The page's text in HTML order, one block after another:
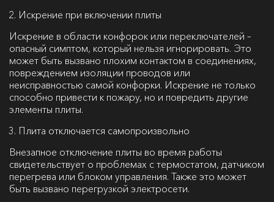
Искрение при включении плиты
Искрение в области конфорок или переключателей –
опасный симптом, который нельзя игнорировать. Это
может быть вызвано плохим контактом в соединениях,
повреждением изоляции проводов или
неисправностью самой конфорки. Искрение не только
способно привести к пожару, но и повредить другие
элементы плиты.
Плита отключается самопроизвольно
Внезапное отключение плиты во время работы
свидетельствует о проблемах с термостатом, датчиком
перегрева или блоком управления. Также это может
быть вызвано перегрузкой электросети.